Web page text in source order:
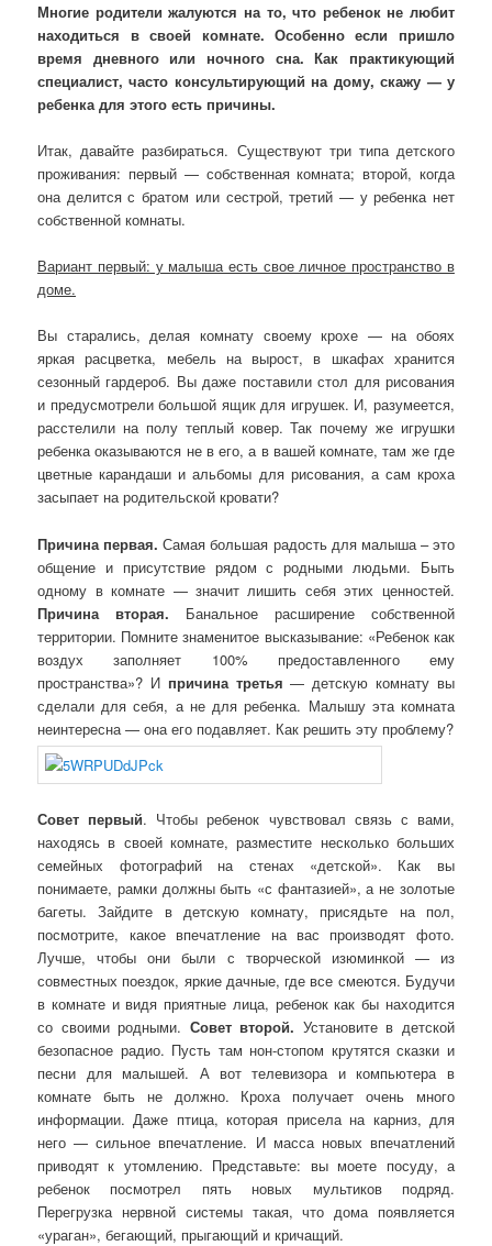
Многие родители жалуются на то, что ребенок не любит
находиться в своей комнате. Особенно если пришло
время дневного или ночного сна. Как практикующий
специалист, часто консультирующий на дому, скажу — у
ребенка для этого есть причины.
Итак, давайте разбираться. Существуют три типа детского
проживания: первый — собственная комната; второй, когда
она делится с братом или сестрой, третий — у ребенка нет
собственной комнаты.
Вариант первый: у малыша есть свое личное пространство в
доме.
Вы старались, делая комнату своему крохе — на обоях
яркая расцветка, мебель на вырост, в шкафах хранится
сезонный гардероб. Вы даже поставили стол для рисования
и предусмотрели большой ящик для игрушек. И, разумеется,
расстелили на полу теплый ковер. Так почему же игрушки
ребенка оказываются не в его, а в вашей комнате, там же где
цветные карандаши и альбомы для рисования, а сам кроха
засыпает на родительской кровати?
Причина первая. Самая большая радость для малыша – это
общение и присутствие рядом с родными людьми. Быть
одному в комнате — значит лишить себя этих ценностей.
Причина вторая. Банальное расширение собственной
территории. Помните знаменитое высказывание: «Ребенок как
воздух заполняет 100% предоставленного ему
пространства»? И причина третья — детскую комнату вы
сделали для себя, а не для ребенка. Малышу эта комната
неинтересна — она его подавляет. Как решить эту проблему?
Совет первый. Чтобы ребенок чувствовал связь с вами,
находясь в своей комнате, разместите несколько больших
семейных фотографий на стенах «детской». Как вы
понимаете, рамки должны быть «с фантазией», а не золотые
багеты. Зайдите в детскую комнату, присядьте на пол,
посмотрите, какое впечатление на вас производят фото.
Лучше, чтобы они были с творческой изюминкой — из
совместных поездок, яркие дачные, где все смеются. Будучи
в комнате и видя приятные лица, ребенок как бы находится
со своими родными. Совет второй. Установите в детской
безопасное радио. Пусть там нон-стопом крутятся сказки и
песни для малышей. А вот телевизора и компьютера в
комнате быть не должно. Кроха получает очень много
информации. Даже птица, которая присела на карниз, для
него — сильное впечатление. И масса новых впечатлений
приводят к утомлению. Представьте: вы моете посуду, а
ребенок посмотрел пять новых мультиков подряд.
Перегрузка нервной системы такая, что дома появляется
«ураган», бегающий, прыгающий и кричащий.